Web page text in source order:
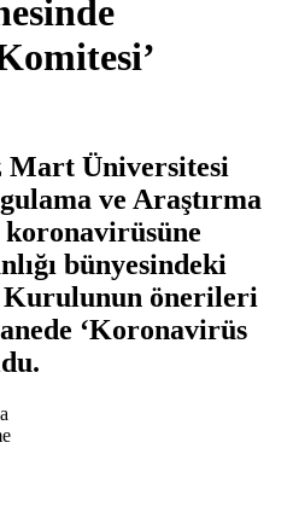
Mart Üniversitesi
ve Araştırma
bünyesindeki
önerileri
‘Koronavirüs